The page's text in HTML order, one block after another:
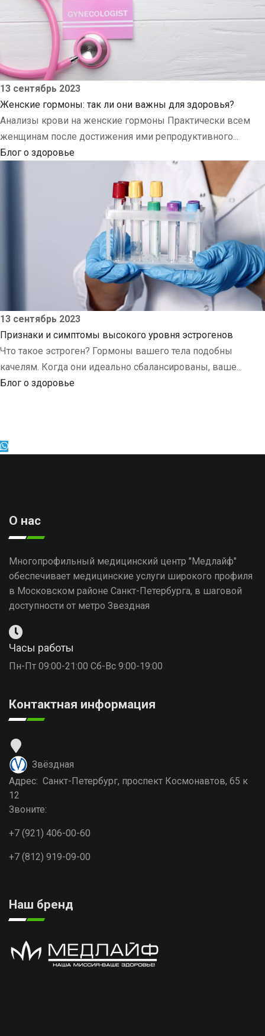
13 сентябрь 2023
Женские гормоны: так ли они важны для здоровья?
Анализы крови на женские гормоны Практически всем
женщинам после достижения ими репродуктивного...
Блог о здоровье
13 сентябрь 2023
Признаки и симптомы высокого уровня эстрогенов
Что такое эстроген? Гормоны вашего тела подобны
качелям. Когда они идеально сбалансированы, ваше...
Блог о здоровье
О нас
Многопрофильный медицинский центр "Медлайф"
обеспечивает медицинские услуги широкого профиля
в Московском районе Санкт-Петербурга, в шаговой
доступности от метро Звездная
Часы работы
Пн-Пт 09:00-21:00 Сб-Вс 9:00-19:00
Контактная информация
Звёздная
Адрес: Санкт-Петербург, проспект Космонавтов, 65 к
12
Звоните:
+7 (921) 406-00-60
+7 (812) 919-09-00
Наш бренд